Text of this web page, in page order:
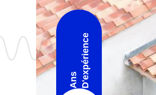
Ans D'expérience